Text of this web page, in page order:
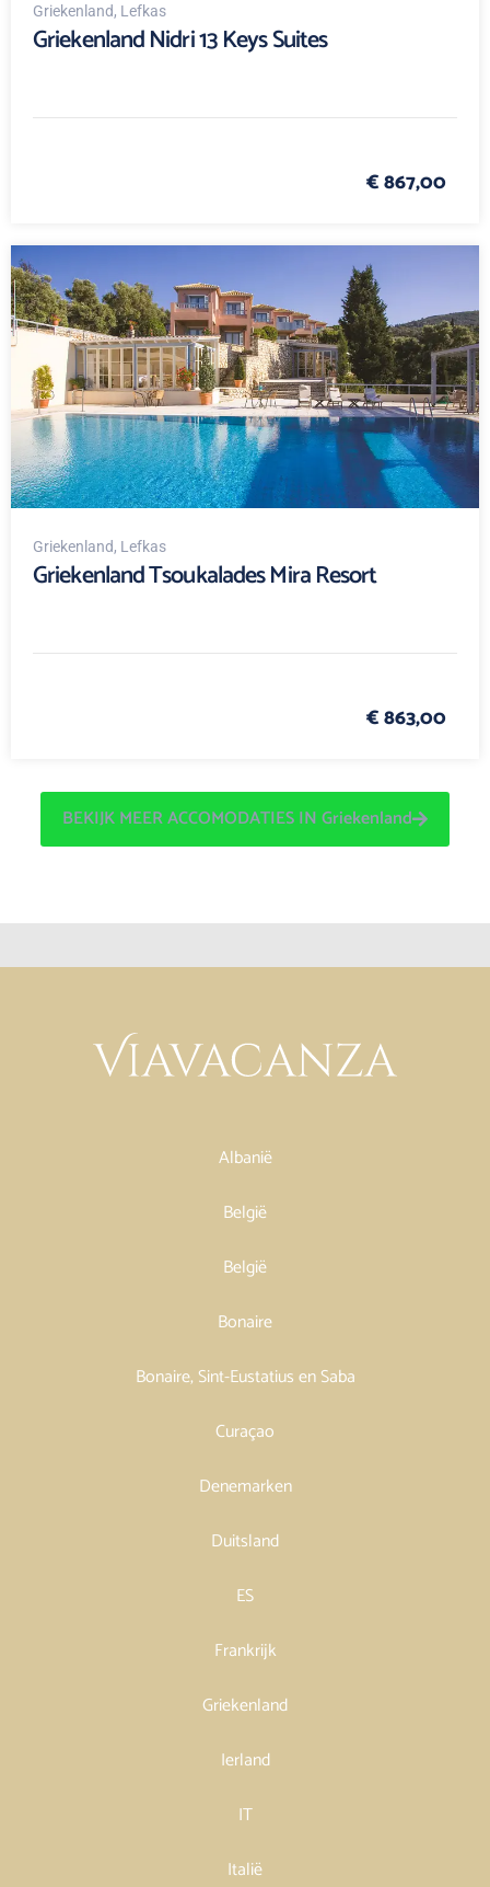
Griekenland, Lefkas
Griekenland Nidri 13 Keys Suites
€ 867,00
Griekenland, Lefkas
Griekenland Tsoukalades Mira Resort
€ 863,00
BEKIJK MEER ACCOMODATIES IN Griekenland
Albanië
België
België
Bonaire
Bonaire, Sint-Eustatius en Saba
Curaçao
Denemarken
Duitsland
ES
Frankrijk
Griekenland
Ierland
IT
Italië